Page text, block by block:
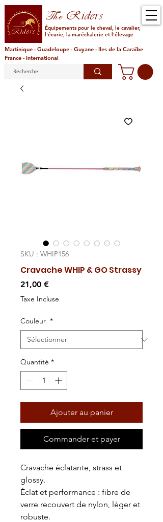
TheRiders
Équipements pour le cheval, le cavalier,
l'écurie, la maréchalerie et l'élevage
Martinique - Guadeloupe - Guyane - Iles de la Caraïbe
France - International
SKU : WHIP156
Cravache WHIP & GO Strassy
21,00 €Prix
Taxe Incluse
Couleur *
Quantité *
Ajouter au panier
Commander et payer
Cravache éclatante, strass et
glossy.
Éclat et performance : fibre de
verre recouvert de nylon, léger et
robuste.